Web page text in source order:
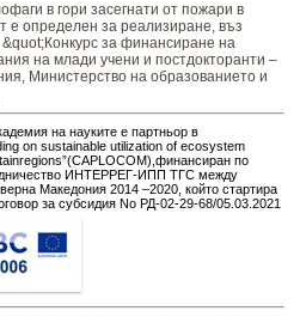
в гори засегнати от пожари в
е определен за реализиране, въз
за финансиране на
на млади учени и постдокторанти –
Министерство на образованието и
на науките е партньор в
on sustainable utilization of ecosystem
по
ИНТЕРРЕГ-ИПП ТГС между
Македония 2014 –2020, който стартира
за субсидия No РД-02-29-68/05.03.2021